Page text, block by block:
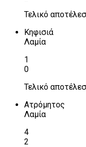
Τελικό
Κηφισιά
Λαμία
1
0
Τελικό
Ατρόμητος
Λαμία
4
2